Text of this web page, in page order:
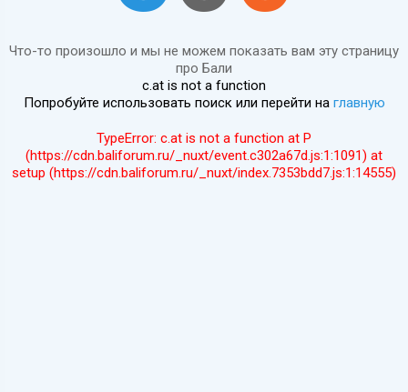
Что-то произошло и мы не можем показать вам эту страницу
про Бали
c.at is not a function
Попробуйте использовать поиск или перейти на главную
TypeError: c.at is not a function at P
(https://cdn.baliforum.ru/_nuxt/event.c302a67d.js:1:1091) at
setup (https://cdn.baliforum.ru/_nuxt/index.7353bdd7.js:1:14555)